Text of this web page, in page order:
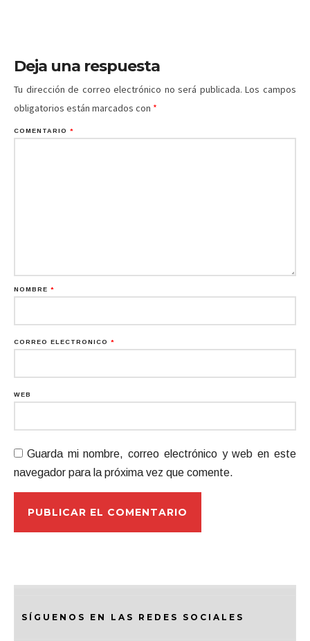
Deja una respuesta
Tu dirección de correo electrónico no será publicada. Los campos
obligatorios están marcados con *
COMENTARIO *
NOMBRE *
CORREO ELECTRÓNICO *
WEB
Guarda mi nombre, correo electrónico y web en este
navegador para la próxima vez que comente.
SÍGUENOS EN LAS REDES SOCIALES